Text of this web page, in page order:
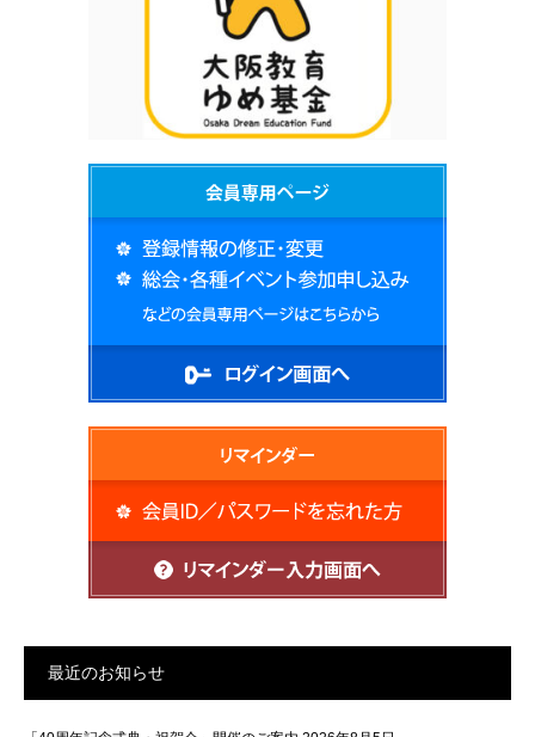
最近のお知らせ